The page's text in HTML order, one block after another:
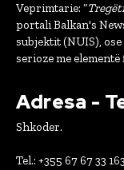
Veprimtarie: “
portali Balkan's
subjektit (NUIS), ose
serioze me
Adresa -
Shkoder.
Tel.: +355 67 67 33 163